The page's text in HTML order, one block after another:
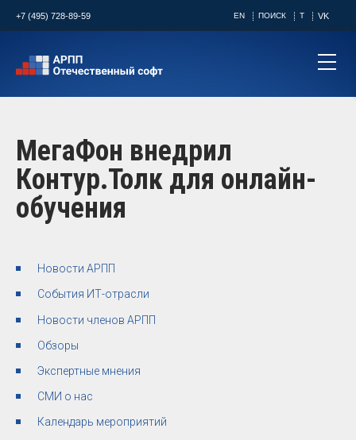
+7 (495) 728-89-59 EN ПОИСК T VK
МегаФон внедрил
Контур.Толк для онлайн-
обучения
Новости АРПП
События ИТ-отрасли
Новости членов АРПП
Обзоры
Экспертные мнения
СМИ о нас
Календарь мероприятий